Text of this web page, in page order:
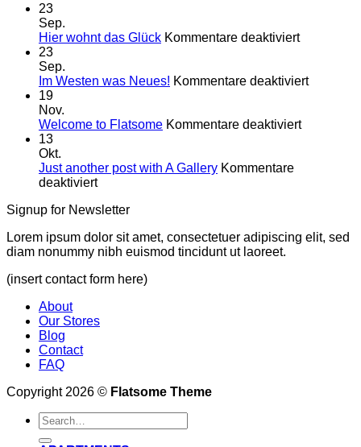
23
Sep.
Hier wohnt das Glück Kommentare deaktiviertfür
das
23
Sep.
Im Westen was Neues! Kommentare deaktiviertfür
19
Nov.
Welcome to Flatsome Kommentare deaktiviertfür
13
Okt.
Just another post with A Gallery Kommentare
deaktiviertfür
another
with
A
Signup for Newsletter
Lorem ipsum dolor sit amet, consectetuer adipiscing elit, sed
diam nonummy nibh euismod tincidunt ut laoreet.
(insert contact form here)
About
Our Stores
Blog
Contact
FAQ
Copyright 2026 © Flatsome Theme